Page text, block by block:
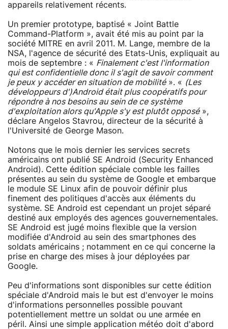
appareils relativement récents.
Un premier prototype, baptisé « Joint Battle
Command-Platform », avait été mis au point par la
société MITRE en avril 2011. M. Lange, membre de la
NSA, l'agence de sécurité des Etats-Unis, expliquait au
mois de septembre : « Finalement c'est l'information
qui est confidentielle donc il s'agit de savoir comment
je peux y accéder en situation de mobilité». « (Les
développeurs d')Android était plus coopératifs pour
répondre à nos besoins au sein de ce système
d'exploitation alors qu'Apple s'y est plutôt opposé»,
déclare Angelos Stavrou, directeur de la sécurité à
l'Université de George Mason.
Notons que le mois dernier les services secrets
américains ont publié SE Android (Security Enhanced
Android). Cette édition spéciale comble les failles
présentes au sein du système de Google et embarque
le module SE Linux afin de pouvoir définir plus
finement des politiques d'accès aux éléments du
système. SE Android est cependant un projet séparé
destiné aux employés des agences gouvernementales.
SE Android est jugé moins flexible que la version
modifiée d'Android au sein des smartphones des
soldats américains ; notamment en ce qui concerne la
prise en charge des mises à jour déployées par
Google.
Peu d'informations sont disponibles sur cette édition
spéciale d'Android mais le but est d'envoyer le moins
d'informations personnelles possible pouvant
potentiellement mettre un soldat ou une armée en
péril. Ainsi une simple application météo doit d'abord